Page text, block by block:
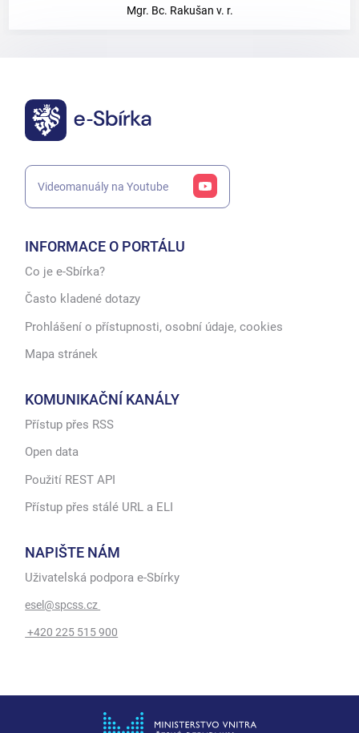
Mgr. Bc. Rakušan v. r.
Videomanuály na Youtube
INFORMACE O PORTÁLU
Co je e-Sbírka?
Často kladené dotazy
Prohlášení o přístupnosti, osobní údaje, cookies
Mapa stránek
KOMUNIKAČNÍ KANÁLY
Přístup přes RSS
Open data
Použití REST API
Přístup přes stálé URL a ELI
NAPIŠTE NÁM
Uživatelská podpora e-Sbírky
esel@spcss.cz
+420 225 515 900